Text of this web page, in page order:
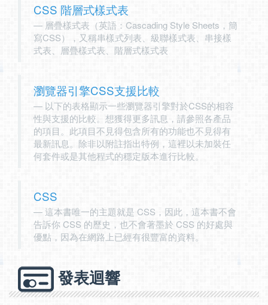
CSS 階層式樣式表
層疊樣式表（英語：Cascading Style Sheets，簡
寫CSS），又稱串樣式列表、級聯樣式表、串接樣
式表、層疊樣式表、階層式樣式表
瀏覽器引擎CSS支援比較
以下的表格顯示一些瀏覽器引擎對於CSS的相容
性與支援的比較。想獲得更多訊息，請參照各產品
的項目。此項目不見得包含所有的功能也不見得有
最新訊息。除非以附註指出特例，這裡以未加裝任
何套件或是其他程式的穩定版本進行比較。
CSS
這本書唯一的主題就是 CSS，因此，這本書不會
告訴你 CSS 的歷史，也不會著墨於 CSS 的好處與
優點，因為在網路上已經有很豐富的資料。
發表迴響